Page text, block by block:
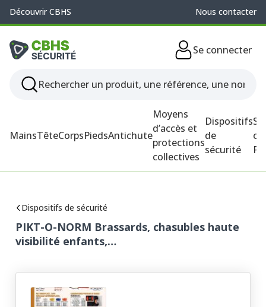
Découvrir CBHS Nous contacter
Se connecter
MainsTêteCorpsPiedsAntichute
Moyens
d’accès et
protections
collectives
Dispositifs
de
sécurité
Dispositifs de sécurité
PIKT-O-NORM Brassards, chasubles haute
visibilité enfants,…